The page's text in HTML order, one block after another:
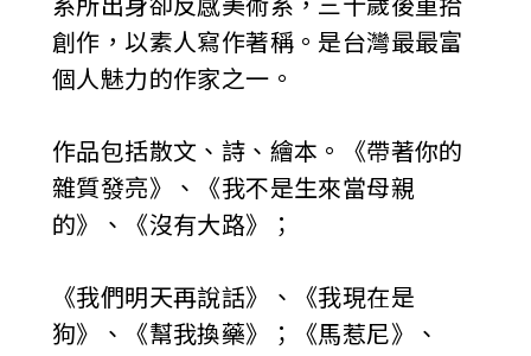
系所出身卻反感美術系，三十歲後重拾
創作，以素人寫作著稱。是台灣最最富
個人魅力的作家之一。
作品包括散文、詩、繪本。《帶著你的
雜質發亮》、《我不是生來當母親
的》、《沒有大路》；
《我們明天再說話》、《我現在是
狗》、《幫我換藥》；《馬惹尼》、